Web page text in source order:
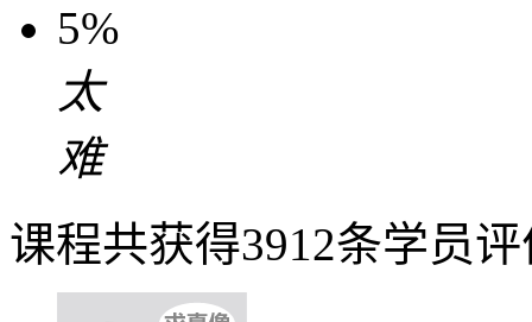
5%
太
难
课程共获得3912条学员